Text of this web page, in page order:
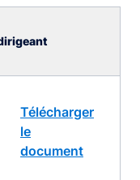
Télécharger
le
document